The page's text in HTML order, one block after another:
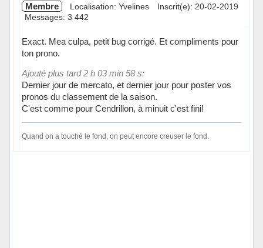
Membre Localisation: Yvelines
Inscrit(e): 20-02-2019
Messages: 3 442
Exact. Mea culpa, petit bug corrigé. Et compliments pour
ton prono.
Ajouté plus tard 2 h 03 min 58 s:
Dernier jour de mercato, et dernier jour pour poster vos
pronos du classement de la saison.
C'est comme pour Cendrillon, à minuit c'est fini!
Quand on a touché le fond, on peut encore creuser le fond.